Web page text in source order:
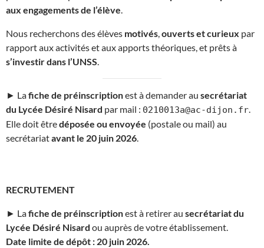
aux engagements de l’élève.
Nous recherchons des élèves motivés,ouverts et curieux par
rapport aux activités et aux apports théoriques, et prêts à
s’investir dans l’UNSS.
► Lafiche de préinscriptionest à demander au secrétariat
du Lycée Désiré Nisard par mail : 0210013a@ac-dijon.fr.
Elle doit êtredéposée ou envoyée (postale ou mail) au
secrétariatavant le 20 juin 2026.
RECRUTEMENT
► Lafiche de préinscriptionest à retirer au secrétariat du
Lycée Désiré Nisard ou auprès de votre établissement.
Date limite de dépôt : 20 juin 2026.